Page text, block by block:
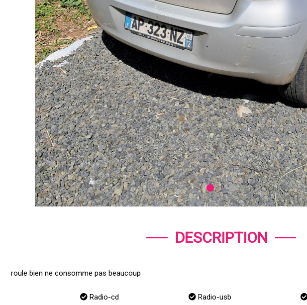
DESCRIPTION
roule bien ne consomme pas beaucoup
Radio-cd Radio-usb